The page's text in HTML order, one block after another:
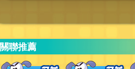
關聯推薦